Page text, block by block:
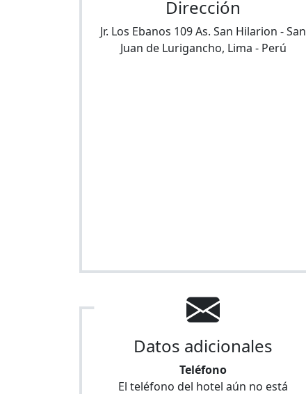
Dirección
Jr. Los Ebanos 109 As. San Hilarion -San
Juan de Lurigancho, Lima - Perú
Datos adicionales
Teléfono
El teléfono del hotel aún no está